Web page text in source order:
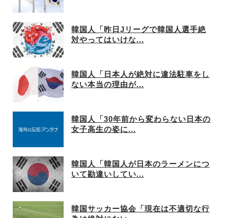
韓国人「昨日Jリーグで韓国人選手絶
対やってはいけな...
韓国人「日本人が絶対に違法駐車をし
ない本当の理由が...
韓国人「30年前から変わらない日本の
女子高生の姿に...
韓国人「韓国人が日本のラーメンにつ
いて勘違いしてい...
韓国サッカー協会「現在は不適切な行